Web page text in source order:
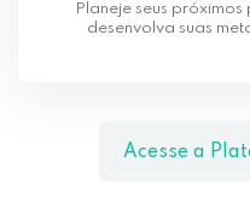
Planeje seus
desenvolva suas
Acesse a